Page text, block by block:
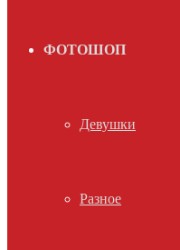
ФОТОШОП
Девушки
Разное